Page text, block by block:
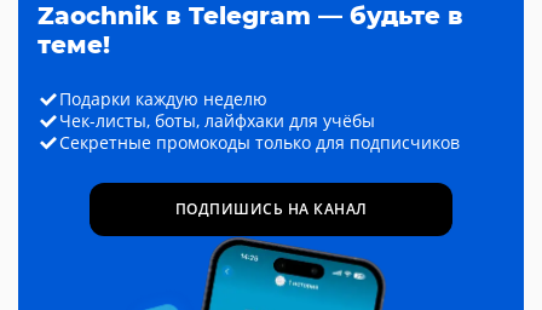
Zaochnik в Telegram — будьте в
теме!
Подарки каждую неделю
Чек-листы, боты, лайфхаки для учёбы
Секретные промокоды только для подписчиков
ПОДПИШИСЬ НА КАНАЛ